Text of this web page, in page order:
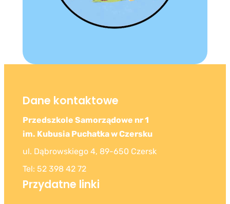
Dane kontaktowe
Przedszkole Samorządowe nr 1
im. Kubusia Puchatka w Czersku
ul. Dąbrowskiego 4, 89-650 Czersk
Tel: 52 398 42 72
Przydatne linki